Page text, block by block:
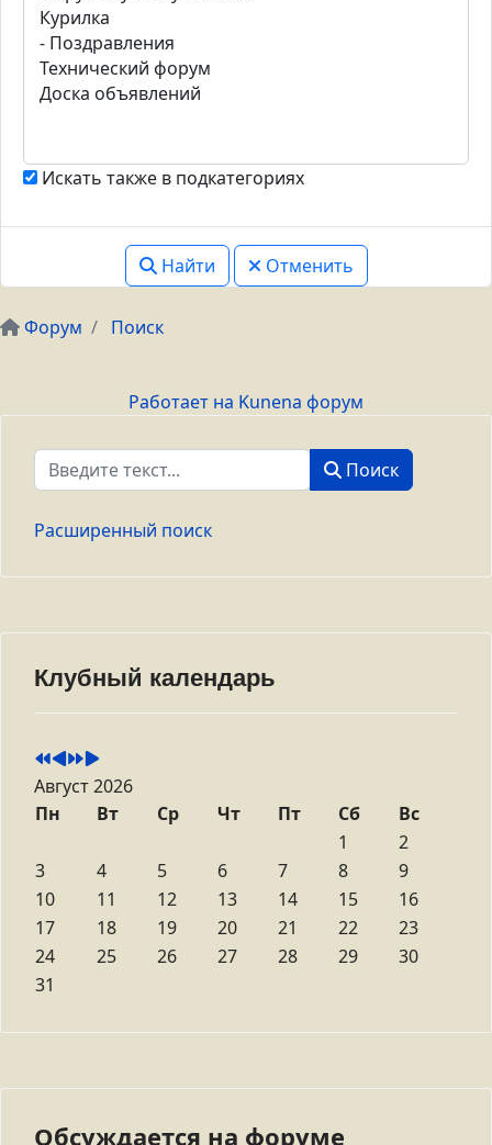
Искать также в подкатегориях
Найти Отменить
Форум Поиск
Работает на Kunena форум
Поиск Поиск
Расширенный поиск
Клубный календарь
Август 2026
Пн
Вт Ср Чт Пт Сб
Вс
1
2
3
4 5 6 7 8
9
10
11 12 13 14 15
16
17
18 19 20 21 22
23
24
25 26 27 28 29
30
31
Обсуждается на форуме